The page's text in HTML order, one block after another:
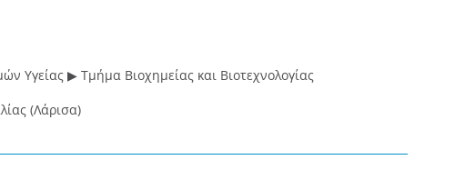
Υγείας ▶ Τμήμα Βιοχημείας και Βιοτεχνολογίας
(Λάρισα)